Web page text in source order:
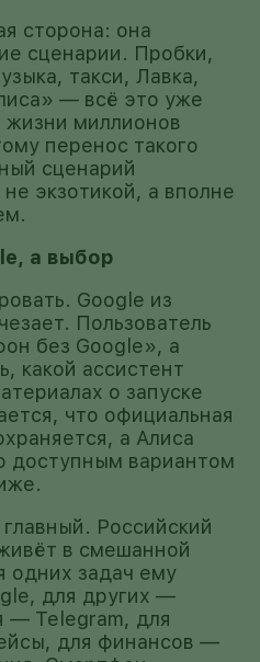
сторона: она
сценарии. Пробки,
такси, Лавка,
— всё это уже
жизни миллионов
перенос такого
сценарий
экзотикой, а вполне
а выбор
Google из
Пользователь
без Google», а
какой ассистент
о запуске
что официальная
а Алиса
доступным вариантом
Российский
в смешанной
одних задач ему
для других —
— Telegram, для
для финансов —